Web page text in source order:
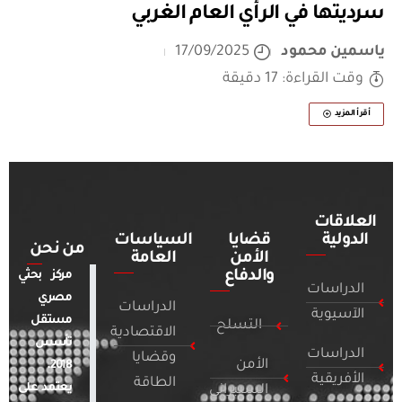
سرديتها في الرأي العام الغربي
ياسمين محمود
17/09/2025
وقت القراءة: 17 دقيقة
أقرأ المزيد
العلاقات
الدولية
الدراسات
الآسيوية
الدراسات
الأفريقية
قضايا
الأمن
والدفاع
التسلح
الأمن
السيبراني
السياسات
العامة
الدراسات
الاقتصادية
وقضايا
الطاقة
من نحن
مركز بحثي
مصري
مستقل
تأسس
2018.
يعتمد على